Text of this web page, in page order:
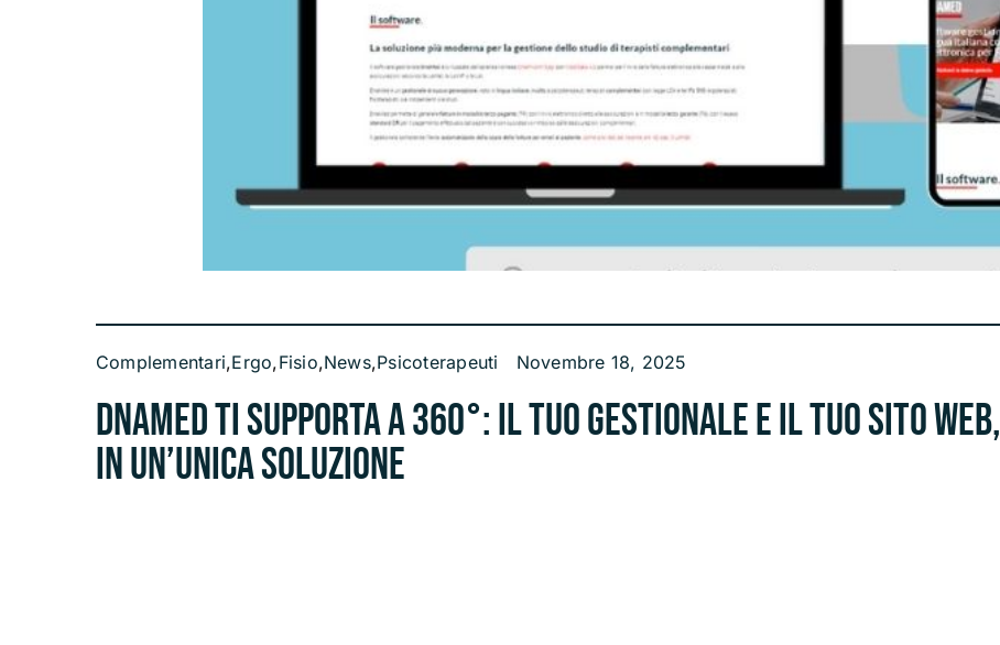
Complementari,Ergo,Fisio,News,Psicoterapeuti Novembre 18, 2025
DnaMed ti supporta a 360°: il tuo gestionale e il tuo sito web,
in un’unica soluzione